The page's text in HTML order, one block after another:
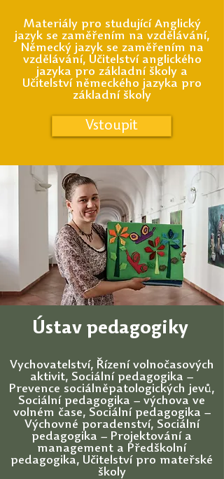
Materiály pro studující Anglický
jazyk se zaměřením na vzdělávání,
Německý jazyk se zaměřením na
vzdělávání, Učitelství anglického
jazyka pro základní školy a
Učitelství německého jazyka pro
základní školy
Vstoupit
Ústav pedagogiky
Vychovatelství, Řízení volnočasových
aktivit, Sociální pedagogika –
Prevence sociálněpatologických jevů,
Sociální pedagogika – výchova ve
volném čase, Sociální pedagogika –
Výchovné poradenství, Sociální
pedagogika – Projektování a
management a Předškolní
pedagogika, Učitelství pro mateřské
školy